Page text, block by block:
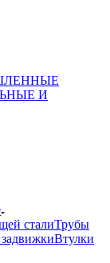
И
сталиТрубы
Втулки